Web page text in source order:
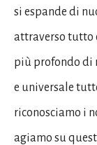
si espande di
attraverso tutto
più profondo di
e universale
riconosciamo i
agiamo su